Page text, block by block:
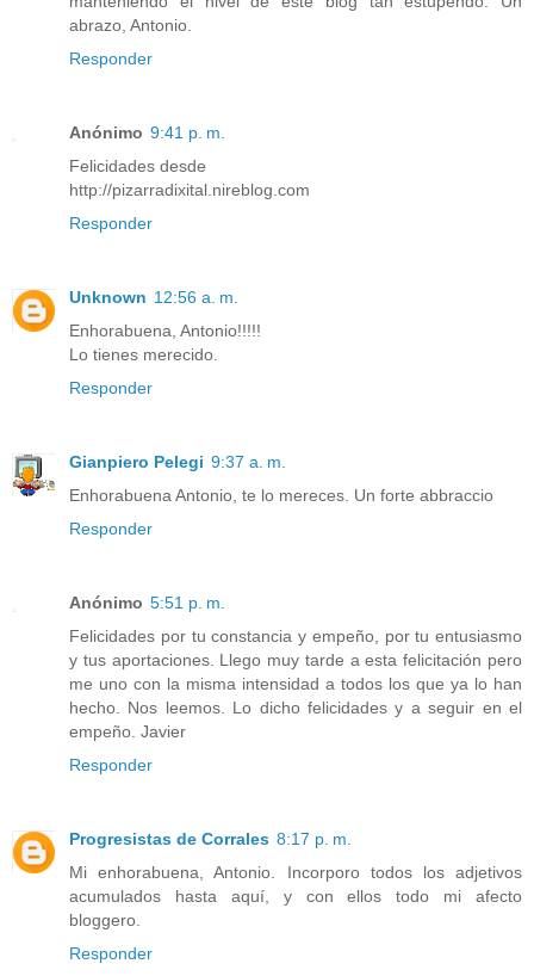
abrazo, Antonio.
Responder
Anónimo 9:41 p. m.
Felicidades desde
http://pizarradixital.nireblog.com
Responder
Unknown 12:56 a. m.
Enhorabuena, Antonio!!!!!
Lo tienes merecido.
Responder
Gianpiero Pelegi 9:37 a. m.
Enhorabuena Antonio, te lo mereces. Un forte abbraccio
Responder
Anónimo 5:51 p. m.
Felicidades por tu constancia y empeño, por tu entusiasmo
y tus aportaciones. Llego muy tarde a esta felicitación pero
me uno con la misma intensidad a todos los que ya lo han
hecho. Nos leemos. Lo dicho felicidades y a seguir en el
empeño. Javier
Responder
Progresistas de Corrales 8:17 p. m.
Mi enhorabuena, Antonio. Incorporo todos los adjetivos
acumulados hasta aquí, y con ellos todo mi afecto
bloggero.
Responder